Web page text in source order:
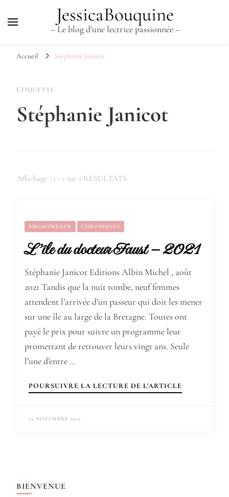
JessicaBouquine
– Le blog d'une lectrice passionnée –
Accueil Stéphanie Janicot
ÉTIQUETTE
Stéphanie Janicot
Affichage : 1 - 1 sur 1 RÉSULTATS
BIBLIOTHÈQUE CHRONIQUES
L’île du docteur Faust – 2021
Stéphanie Janicot Editions Albin Michel , août
2021 Tandis que la nuit tombe, neuf femmes
attendent l’arrivée d’un passeur qui doit les mener
sur une île au large de la Bretagne. Toutes ont
payé le prix pour suivre un programme leur
promettant de retrouver leurs vingt ans. Seule
l’une d’entre …
POURSUIVRE LA LECTURE DE L'ARTICLE
29 NOVEMBRE 2025
BIENVENUE